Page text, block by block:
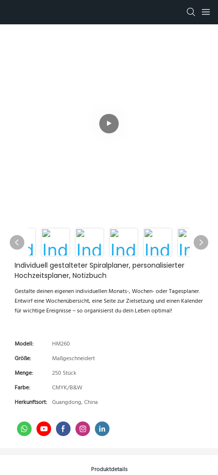
Individuell gestalteter Spiralplaner, personalisierter
Hochzeitsplaner, Notizbuch
Gestalte deinen eigenen individuellen Monats-, Wochen- oder Tagesplaner.
Entwirf eine Wochenübersicht, eine Seite zur Zielsetzung und einen Kalender
für wichtige Ereignisse – so organisierst du dein Leben optimal!
Modell:
HM260
Größe:
Maßgeschneidert
Menge:
250 Stück
Farbe:
CMYK/B&W
Herkunftsort: Guangdong, China
Produktdetails